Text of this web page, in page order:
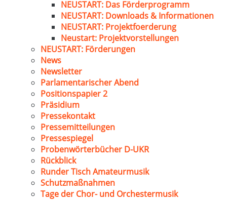
NEUSTART: Das Förderprogramm
NEUSTART: Downloads & Informationen
NEUSTART: Projektfoerderung
Neustart: Projektvorstellungen
NEUSTART: Förderungen
News
Newsletter
Parlamentarischer Abend
Positionspapier 2
Präsidium
Pressekontakt
Pressemitteilungen
Pressespiegel
Probenwörterbücher D-UKR
Rückblick
Runder Tisch Amateurmusik
Schutzmaßnahmen
Tage der Chor- und Orchestermusik